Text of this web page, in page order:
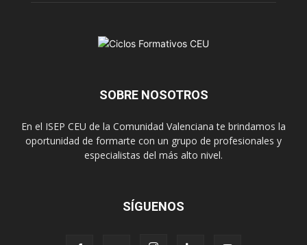
SOBRE NOSOTROS
En el ISEP CEU de la Comunidad Valenciana te brindamos la
oportunidad de formarte con un grupo de profesionales y
especialistas del más alto nivel.
SÍGUENOS